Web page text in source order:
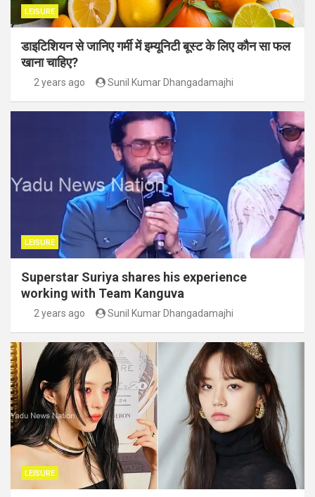
LEISURE
डाइटिशियन से जानिए गर्मी में इम्यूनिटी बूस्ट के लिए कौन सा फल
खाना चाहिए?
2 years ago Sunil Kumar Dhangadamajhi
LEISURE
Superstar Suriya shares his experience
working with Team Kanguva
2 years ago Sunil Kumar Dhangadamajhi
LEISURE